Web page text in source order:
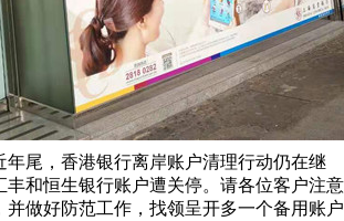
尾，香港银行离岸账户清理行动仍在继
丰和恒生银行账户遭关停。请各位客户注意
并做好防范工作，找领呈开多一个备用账户